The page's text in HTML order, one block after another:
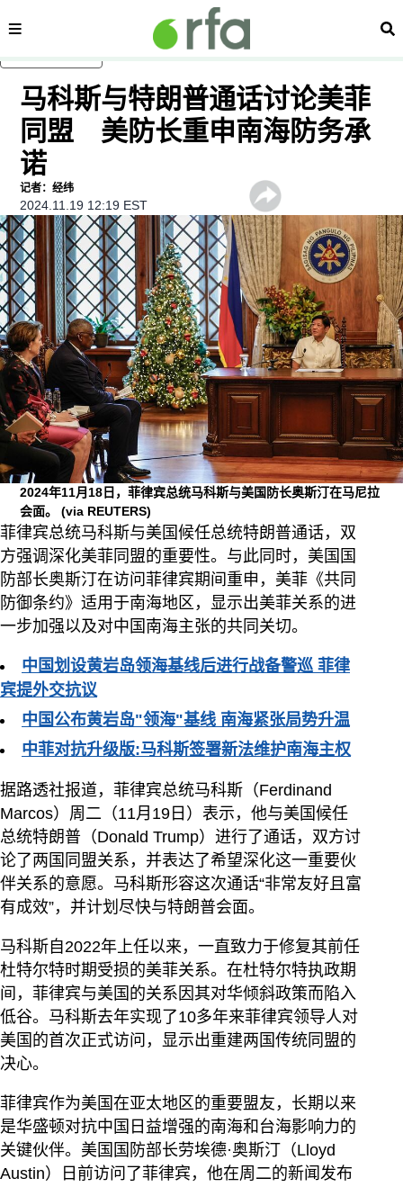
内容分类 搜
马科斯与特朗普通话讨论美菲
同盟 美防长重申南海防务承
诺
记者：经纬
2024.11.19 12:19 EST
2024年11月18日，菲律宾总统马科斯与美国防长奥斯汀在马尼拉
会面。(via REUTERS)
菲律宾总统马科斯与美国候任总统特朗普通话，双
方强调深化美菲同盟的重要性。与此同时，美国国
防部长奥斯汀在访问菲律宾期间重申，美菲《共同
防御条约》适用于南海地区，显示出美菲关系的进
一步加强以及对中国南海主张的共同关切。
中国划设黄岩岛领海基线后进行战备警巡 菲律
宾提外交抗议
中国公布黄岩岛"领海"基线 南海紧张局势升温
中菲对抗升级版:马科斯签署新法维护南海主权
据路透社报道，菲律宾总统马科斯（Ferdinand
Marcos）周二（11月19日）表示，他与美国候任
总统特朗普（Donald Trump）进行了通话，双方讨
论了两国同盟关系，并表达了希望深化这一重要伙
伴关系的意愿。马科斯形容这次通话“非常友好且富
有成效”，并计划尽快与特朗普会面。
马科斯自2022年上任以来，一直致力于修复其前任
杜特尔特时期受损的美菲关系。在杜特尔特执政期
间，菲律宾与美国的关系因其对华倾斜政策而陷入
低谷。马科斯去年实现了10多年来菲律宾领导人对
美国的首次正式访问，显示出重建两国传统同盟的
决心。
菲律宾作为美国在亚太地区的重要盟友，长期以来
是华盛顿对抗中国日益增强的南海和台海影响力的
关键伙伴。美国国防部长劳埃德·奥斯汀（Lloyd
Austin）日前访问了菲律宾，他在周二的新闻发布